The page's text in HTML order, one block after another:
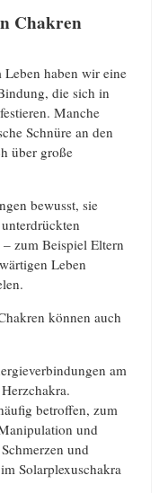
Chakren
Leben haben wir eine
die sich in
Manche
Schnüre an den
über große
bewusst, sie
zum Beispiel Eltern
Leben
können auch
am
betroffen, zum
und
und
Solarplexuschakra